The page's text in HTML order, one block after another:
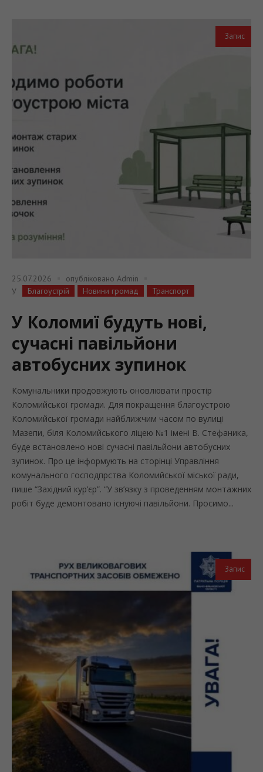
Запис
25.07.2026 опубліковано Admin
У
Благоустрій Новини громад Транспорт
У Коломиї будуть нові,
сучасні павільйони
автобусних зупинок
Комунальники продовжують оновлювати простір
Коломийської громади. Для покращення благоустрою
Коломийської громади найближчим часом по вулиці
Мазепи, біля Коломийського ліцею №1 імені В. Стефаника,
буде встановлено нові сучасні павільйони автобусних
зупинок. Про це інформують на сторінці Управління
комунального господпрства Коломийської міської ради,
пише “Західний кур’єр”. “У зв’язку з проведенням монтажних
робіт буде демонтовано існуючі павільйони. Просимо...
Запис